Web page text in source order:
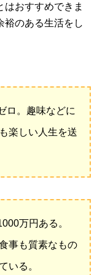
おすすめできま
裕のある生活をし
ロ。趣味などに
楽しい人生を送
万円ある。
事も質素なもの
いる。